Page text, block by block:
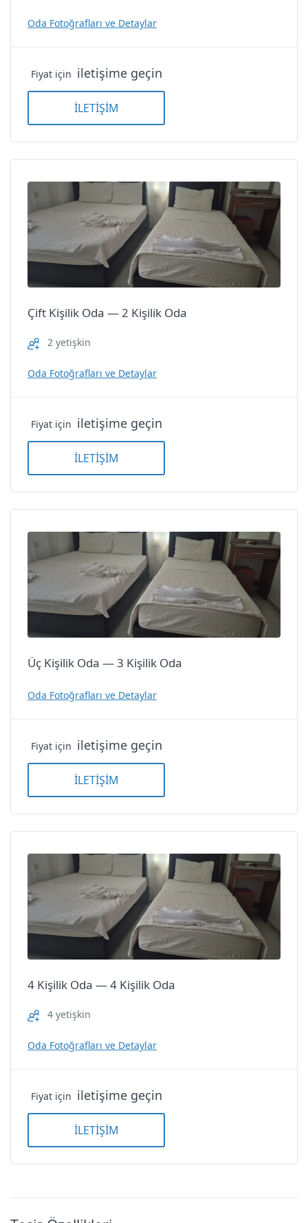
Oda Fotoğrafları ve Detaylar
Tek Kişilik Oda — 1 Kişilik
Oda
Kızkalesi Etap Otel
Fiyat için iletişime geçin
İLETİŞİM
Çift Kişilik Oda — 2 Kişilik Oda
2 yetişkin
Oda Fotoğrafları ve Detaylar
Çift Kişilik Oda — 2 Kişilik
Oda
Kızkalesi Etap Otel
Fiyat için iletişime geçin
İLETİŞİM
Üç Kişilik Oda — 3 Kişilik Oda
Oda Fotoğrafları ve Detaylar
Üç Kişilik Oda — 3 Kişilik
Oda
Kızkalesi Etap Otel
Fiyat için iletişime geçin
İLETİŞİM
4 Kişilik Oda — 4 Kişilik Oda
4 yetişkin
Oda Fotoğrafları ve Detaylar
Fiyat için iletişime geçin
İLETİŞİM